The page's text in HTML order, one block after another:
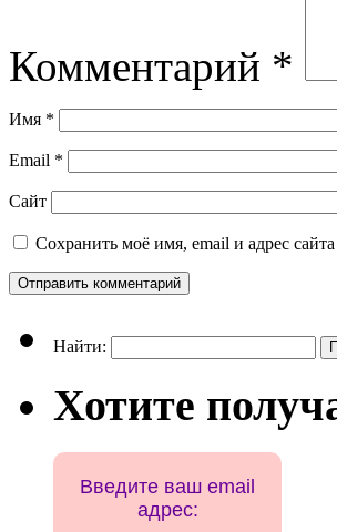
Комментарий *
Имя *
Email *
Сайт
Сохранить моё имя, email и адрес
Найти:
Хотите
Введите ваш email
адрес: